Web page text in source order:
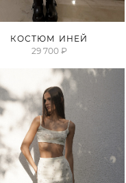
ПРОДАНО
КОСТЮМ ИНЕЙ
29 700 ₽